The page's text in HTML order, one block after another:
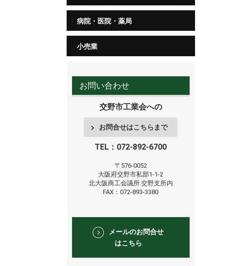
病院・医院・薬局
小売業
お問い合わせ
交野市工業会への
お問合せはこちらまで
TEL：072-892-6700
〒576-0052
大阪府交野市私部1-1-2
北大阪商工会議所 交野支所内
FAX：072-893-3380
メールのお問合せ
はこちら